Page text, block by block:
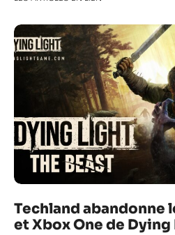
Techland abandonne
et Xbox One de Dying